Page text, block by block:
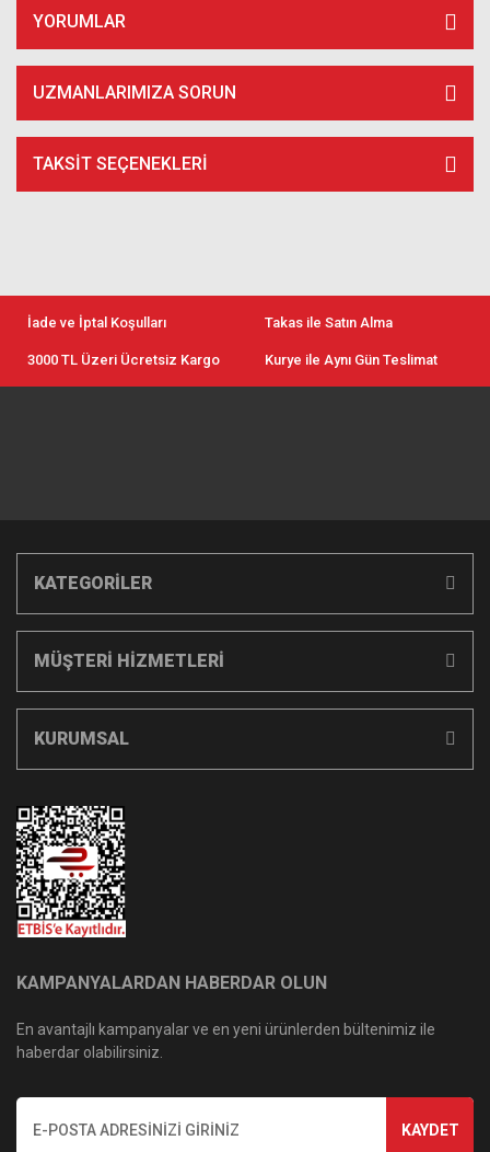
YORUMLAR
UZMANLARIMIZA SORUN
TAKSIT SEÇENEKLERI
İade ve İptal Koşulları Takas ile Satın Alma
3000 TL Üzeri Ücretsiz Kargo Kurye ile Aynı Gün Teslimat
KATEGORİLER
MÜŞTERİ HİZMETLERİ
KURUMSAL
KAMPANYALARDAN HABERDAR OLUN
En avantajlı kampanyalar ve en yeni ürünlerden bültenimiz ile
haberdar olabilirsiniz.
KAYDET